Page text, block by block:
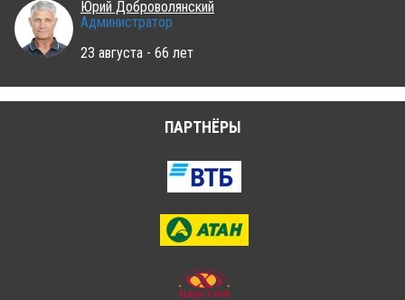
Юрий Доброволянский
Администратор
23 августа - 66 лет
ПАРТНЁРЫ